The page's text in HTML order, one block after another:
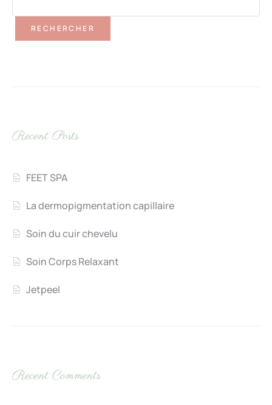
RECHERCHER
Recent Posts
FEET SPA
La dermopigmentation capillaire
Soin du cuir chevelu
Soin Corps Relaxant
Jetpeel
Recent Comments